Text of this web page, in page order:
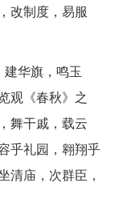
改制度，易服
建华旗，鸣玉
观《春秋》之
舞干戚，载云
乎礼园，翱翔乎
清庙，次群臣，